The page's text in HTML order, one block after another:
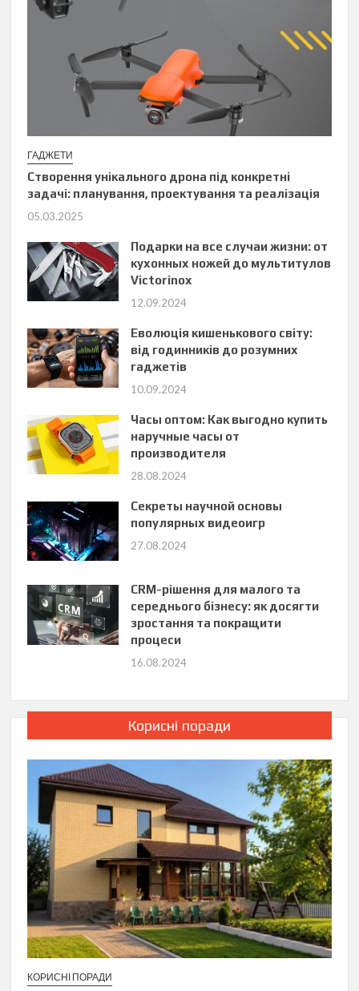
ГАДЖЕТИ
Створення унікального дрона під конкретні
задачі: планування, проектування та реалізація
05.03.2025
Подарки на все случаи жизни: от
кухонных ножей до мультитулов
Victorinox
12.09.2024
Еволюція кишенькового світу:
від годинників до розумних
гаджетів
10.09.2024
Часы оптом: Как выгодно купить
наручные часы от
производителя
28.08.2024
Секреты научной основы
популярных видеоигр
27.08.2024
CRM-рішення для малого та
середнього бізнесу: як досягти
зростання та покращити
процеси
16.08.2024
Корисні поради
КОРИСНІ ПОРАДИ